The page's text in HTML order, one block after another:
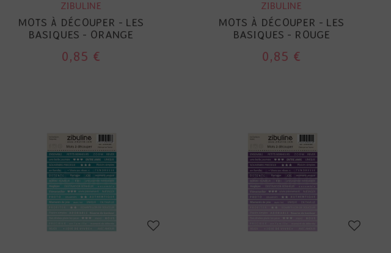
ZIBULINE
MOTS À DÉCOUPER - LES
BASIQUES - ORANGE
0,85 €
ZIBULINE
MOTS À DÉCOUPER - LES
BASIQUES - ROUGE
0,85 €